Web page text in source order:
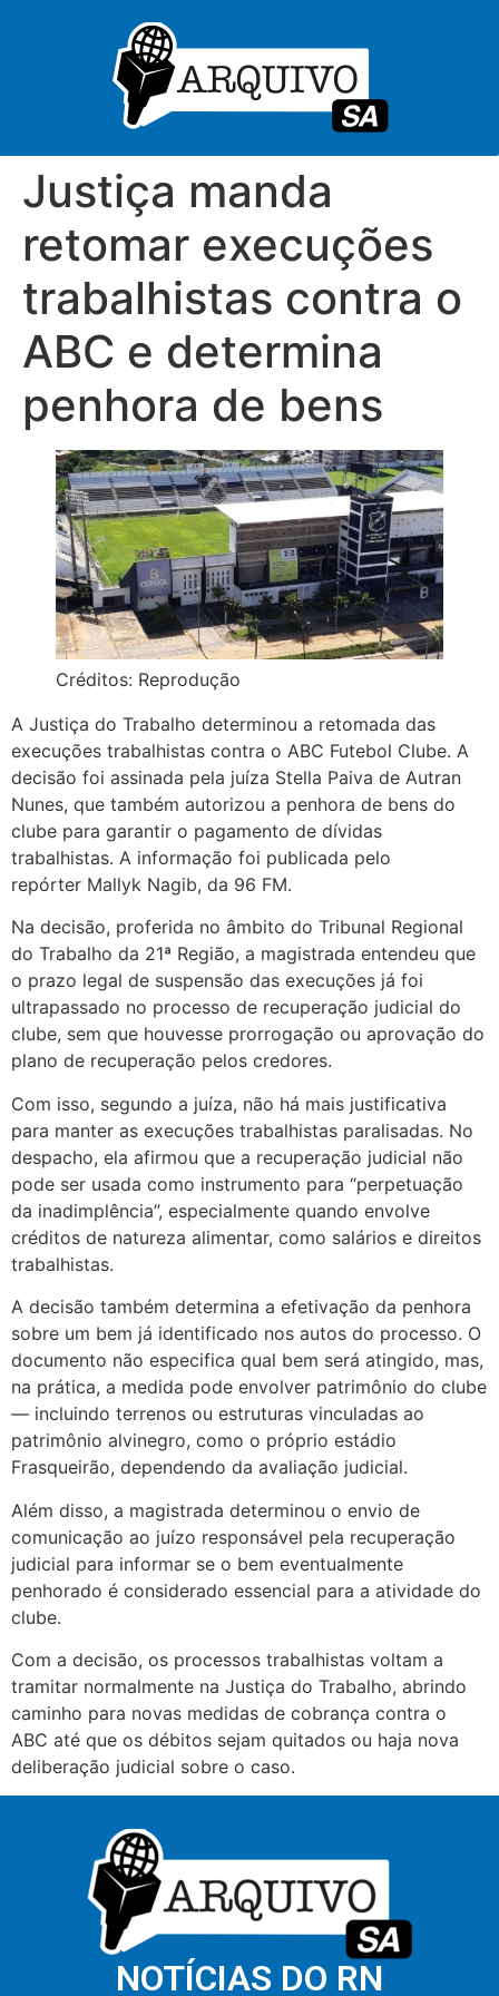
Justiça manda
retomar execuções
trabalhistas contra o
ABC e determina
penhora de bens
Créditos: Reprodução
A Justiça do Trabalho determinou a retomada das
execuções trabalhistas contra o ABC Futebol Clube. A
decisão foi assinada pela juíza Stella Paiva de Autran
Nunes, que também autorizou a penhora de bens do
clube para garantir o pagamento de dívidas
trabalhistas. A informação foi publicada pelo
repórter Mallyk Nagib, da 96 FM.
Na decisão, proferida no âmbito do Tribunal Regional
do Trabalho da 21ª Região, a magistrada entendeu que
o prazo legal de suspensão das execuções já foi
ultrapassado no processo de recuperação judicial do
clube, sem que houvesse prorrogação ou aprovação do
plano de recuperação pelos credores.
Com isso, segundo a juíza, não há mais justificativa
para manter as execuções trabalhistas paralisadas. No
despacho, ela afirmou que a recuperação judicial não
pode ser usada como instrumento para “perpetuação
da inadimplência”, especialmente quando envolve
créditos de natureza alimentar, como salários e direitos
trabalhistas.
A decisão também determina a efetivação da penhora
sobre um bem já identificado nos autos do processo. O
documento não especifica qual bem será atingido, mas,
na prática, a medida pode envolver patrimônio do clube
— incluindo terrenos ou estruturas vinculadas ao
patrimônio alvinegro, como o próprio estádio
Frasqueirão, dependendo da avaliação judicial.
Além disso, a magistrada determinou o envio de
comunicação ao juízo responsável pela recuperação
judicial para informar se o bem eventualmente
penhorado é considerado essencial para a atividade do
clube.
Com a decisão, os processos trabalhistas voltam a
tramitar normalmente na Justiça do Trabalho, abrindo
caminho para novas medidas de cobrança contra o
ABC até que os débitos sejam quitados ou haja nova
deliberação judicial sobre o caso.
NOTÍCIAS DO RN